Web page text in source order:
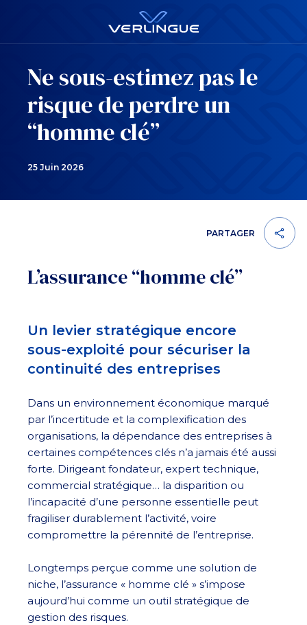
Ne sous-estimez pas le
risque de perdre un
“homme clé”
25 Juin 2026
PARTAGER
L’assurance “homme clé”
Un levier stratégique encore
sous-exploité pour sécuriser la
continuité des entreprises
Dans un environnement économique marqué
par l’incertitude et la complexification des
organisations, la dépendance des entreprises à
certaines compétences clés n’a jamais été aussi
forte. Dirigeant fondateur, expert technique,
commercial stratégique… la disparition ou
l’incapacité d’une personne essentielle peut
fragiliser durablement l’activité, voire
compromettre la pérennité de l’entreprise.
Longtemps perçue comme une solution de
niche, l’assurance « homme clé » s’impose
aujourd’hui comme un outil stratégique de
gestion des risques.